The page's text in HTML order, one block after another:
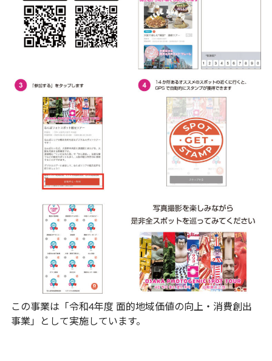
この事業は「令和4年度 面的地域価値の向上・消費創出
事業」として実施しています。